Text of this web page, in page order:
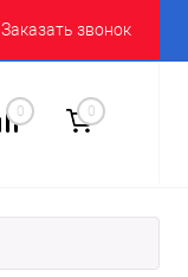
Заказать звонок
0 0